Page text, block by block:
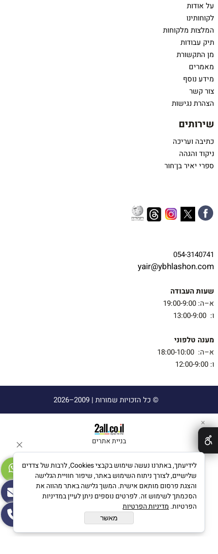
על אודות
לקוחותינו
המלצות מלקוחות
תיק עבודות
מן התקשורת
מאמרים
מידע נוסף
צור קשר
הצהרת נגישות
שירותים
כתיבה ועריכה
ניקוד והגהה
ספרי יאיר בן־חור
054-3140741
yair@ybhlashon.com
שעות העבודה
א–ה: 19:00-9:00
ו: 13:00-9:00
מענה טלפוני
א–ה: 18:00-10:00
ו: 12:00-9:00
© כל הזכויות שמורות |
בניית אתרים
✕
לידיעתך, באתרנו נעשה שימוש בקבצי Cookies, לרבות של צדדים
שלישיים, לצורך ניתוח השימוש באתר, שיפור חוויית הגלישה
והצגת פרסום מותאם אישית. המשך גלישה באתר מהווה את
הסכמתך לשימוש זה. לפרטים נוספים ניתן לעיין במדיניות
הפרטיות. מדיניות הפרטיות
מאשר